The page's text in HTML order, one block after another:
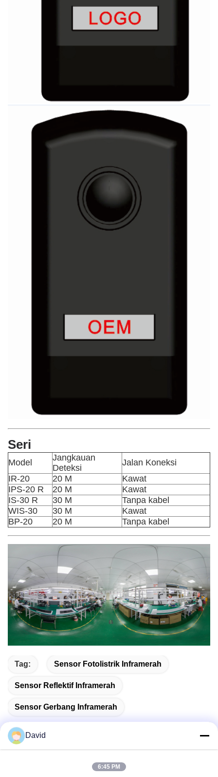
Seri
Model
Jangkauan
Deteksi
Jalan Koneksi
IR-20
20 M
Kawat
IPS-20 R
20 M
Kawat
IS-30 R
30 M
Tanpa kabel
WIS-30
30 M
Kawat
BP-20
20 M Tanpa kabel
Tag: Sensor Fotolistrik Inframerah
Sensor Reflektif Inframerah
Sensor Gerbang Inframerah
David
6:45 PM